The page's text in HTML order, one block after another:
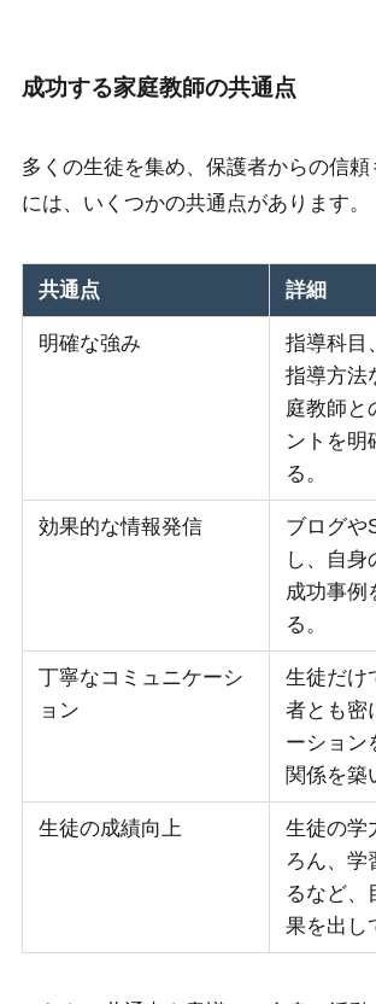
成功する家庭教師の共通点
多くの生徒を集め、保護者からの信
には、いくつかの共通点があります。
共通点 詳細
明確な強み
指導科目
指導方法
庭教師と
ントを明
る。
効果的な情報発信
ブログや
し、自身
成功事例
る。
丁寧なコミュニケーシ
ョン
生徒だけ
者とも密
ーション
関係を築
生徒の成績向上
生徒の学
ろん、学
るなど、
果を出し